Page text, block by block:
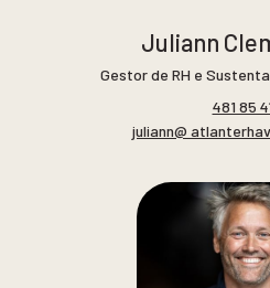
Juliann
Gestor de RH e
481 85
juliann@